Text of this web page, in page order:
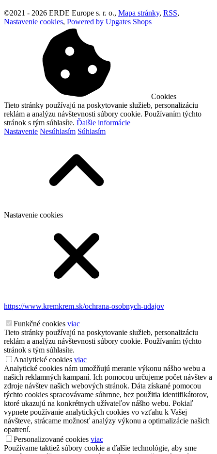
©2021 - 2026 ERDE Europe s. r. o., Mapa stránky, RSS,
Nastavenie cookies, Powered by Upgates Shops
Cookies
Tieto stránky používajú na poskytovanie služieb, personalizáciu
reklám a analýzu návštevnosti súbory cookie. Používaním týchto
stránok s tým súhlasíte. Ďalšie informácie
Nastavenie Nesúhlasím Súhlasím
Nastavenie cookies
https://www.kremkrem.sk/ochrana-osobnych-udajov
Funkčné cookies viac
Tieto stránky používajú na poskytovanie služieb, personalizáciu
reklám a analýzu návštevnosti súbory cookie. Používaním týchto
stránok s tým súhlasíte.
Analytické cookies viac
Analytické cookies nám umožňujú meranie výkonu nášho webu a
našich reklamných kampaní. Ich pomocou určujeme počet návštev a
zdroje návštev našich webových stránok. Dáta získané pomocou
týchto cookies spracovávame súhrnne, bez použitia identifikátorov,
ktoré ukazujú na konkrétnych užívateľov nášho webu. Pokiaľ
vypnete používanie analytických cookies vo vzťahu k Vašej
návšteve, strácame možnosť analýzy výkonu a optimalizácie našich
opatrení.
Personalizované cookies viac
Používame taktiež súbory cookie a ďalšie technológie, aby sme